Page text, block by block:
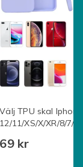
Stöttåligt
Välj TPU skal Iphone
12/11/XS/X/XR/8/7/
69 kr